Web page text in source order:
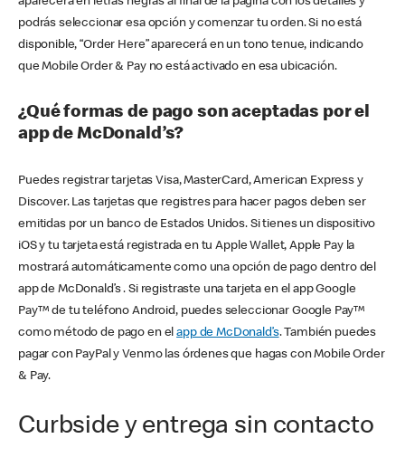
podrás seleccionar esa opción y comenzar tu orden. Si no está
disponible, “Order Here” aparecerá en un tono tenue, indicando
que Mobile Order & Pay no está activado en esa ubicación.
¿Qué formas de pago son aceptadas por el
app de McDonald’s?
Puedes registrar tarjetas Visa, MasterCard, American Express y
Discover. Las tarjetas que registres para hacer pagos deben ser
emitidas por un banco de Estados Unidos. Si tienes un dispositivo
iOS y tu tarjeta está registrada en tu Apple Wallet, Apple Pay la
mostrará automáticamente como una opción de pago dentro del
app de McDonald’s . Si registraste una tarjeta en el app Google
Pay™ de tu teléfono Android, puedes seleccionar Google Pay™
como método de pago en elapp de McDonald’s. También puedes
pagar con PayPal y Venmo las órdenes que hagas con Mobile Order
& Pay.
Curbside y entrega sin contacto